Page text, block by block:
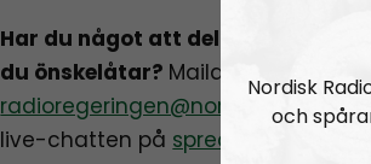
Har du något att dela med dig av
du önskelåtar? Maila in dina dem
radioregeringen@nordiskradio.se
live-chatten på spreaker
Nordisk
och